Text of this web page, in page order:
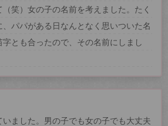
笑）女の子の名前を考えました。たく
パパがある日なんとなく思いついた名
とも合ったので、その名前にしまし
ました。男の子でも女の子でも大丈夫